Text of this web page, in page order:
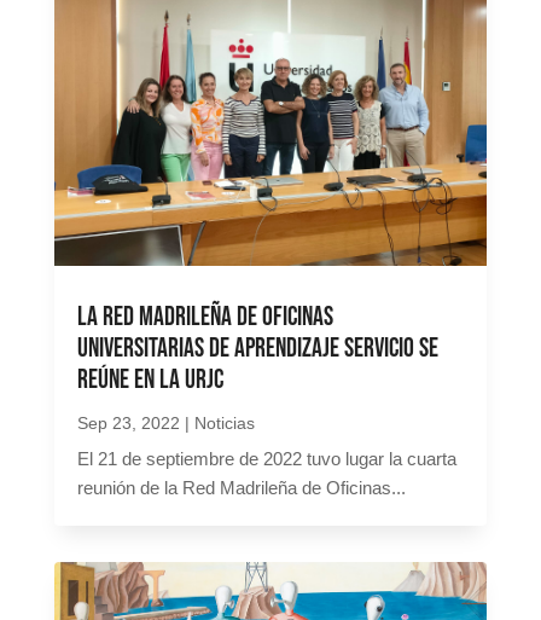
La Red Madrileña de Oficinas
Universitarias de Aprendizaje Servicio se
reúne en la URJC
Sep 23, 2022 | Noticias
El 21 de septiembre de 2022 tuvo lugar la cuarta
reunión de la Red Madrileña de Oficinas...